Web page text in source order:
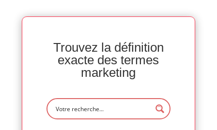
Trouvez la définition
exacte des termes
marketing